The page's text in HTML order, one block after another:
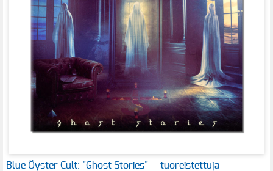
Blue Öyster Cult: "Ghost Stories" – tuoreistettuja